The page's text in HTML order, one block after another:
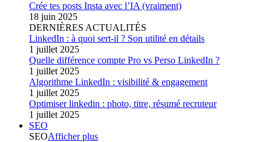
Crée tes posts Insta avec l’IA (vraiment)
18 juin 2025
DERNIÈRES ACTUALITÉS
LinkedIn : à quoi sert-il ? Son utilité en détails
1 juillet 2025
Quelle différence compte Pro vs Perso LinkedIn ?
1 juillet 2025
Algorithme LinkedIn : visibilité & engagement
1 juillet 2025
Optimiser linkedin : photo, titre, résumé recruteur
1 juillet 2025
SEO
SEOAfficher plus